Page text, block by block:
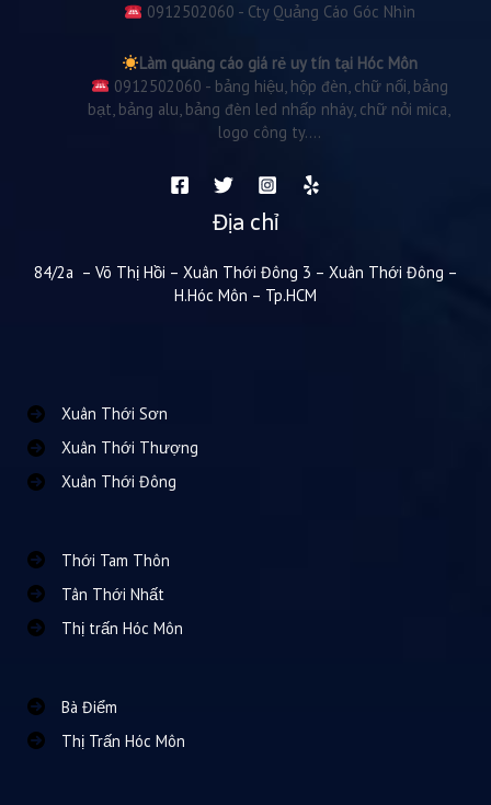
0912502060 - Cty Quảng Cáo Góc Nhìn
Làm quảng cáo giá rẻ uy tín tại Hóc Môn
0912502060 - bảng hiệu, hộp đèn, chữ nổi, bảng
bạt, bảng alu, bảng đèn led nhấp nháy, chữ nỏi mica,
logo công ty....
Địa chỉ
84/2a – Võ Thị Hồi – Xuân Thới Đông 3 – Xuân Thới Đông –
H.Hóc Môn – Tp.HCM
Xuân Thới Sơn
Xuân Thới Thượng
Xuân Thới Đông
Thới Tam Thôn
Tân Thới Nhất
Thị trấn Hóc Môn
Bà Điểm
Thị Trấn Hóc Môn